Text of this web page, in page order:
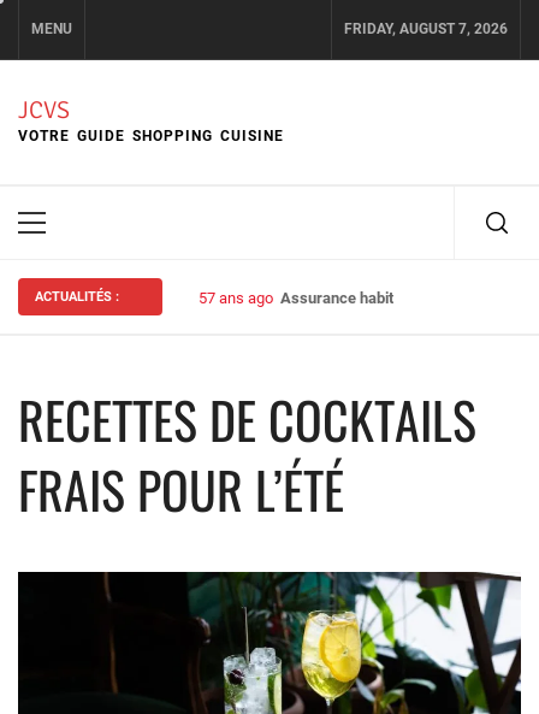
content
MENU FRIDAY, AUGUST 7, 2026
JCVS
VOTRE GUIDE SHOPPING CUISINE
Primary
ACTUALITÉS : 57 ans ago Assurance habitation : bien choisir
RECETTES DE COCKTAILS
FRAIS POUR L’ÉTÉ